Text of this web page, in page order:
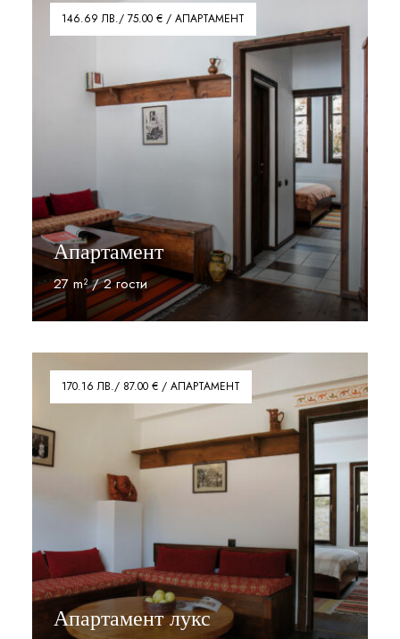
146.69 ЛВ./ 75.00 € / АПАРТАМЕНТ
Апартамент
27 m² / 2 гости
Прочети
170.16 ЛВ./ 87.00 € / АПАРТАМЕНТ
Апартамент лукс